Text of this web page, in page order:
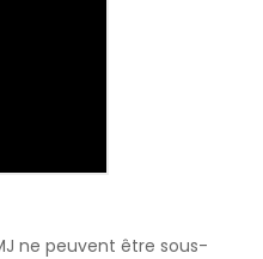
ne peuvent être sous-